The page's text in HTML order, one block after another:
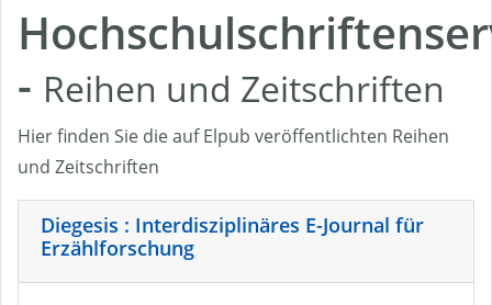
- Reihen und Zeitschriften
Hier finden Sie die auf Elpub veröffentlichten Reihen
und Zeitschriften
Diegesis : Interdisziplinäres E-Journal für
Erzählforschung